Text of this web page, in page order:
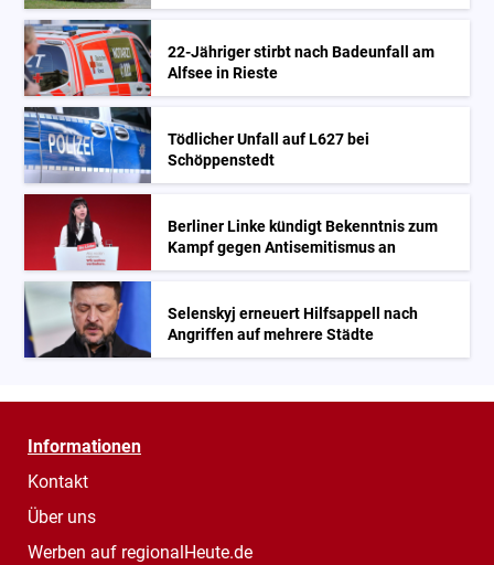
22-Jähriger stirbt nach Badeunfall am
Alfsee in Rieste
Tödlicher Unfall auf L627 bei
Schöppenstedt
Berliner Linke kündigt Bekenntnis zum
Kampf gegen Antisemitismus an
Selenskyj erneuert Hilfsappell nach
Angriffen auf mehrere Städte
Informationen
Kontakt
Über uns
Werben auf regionalHeute.de